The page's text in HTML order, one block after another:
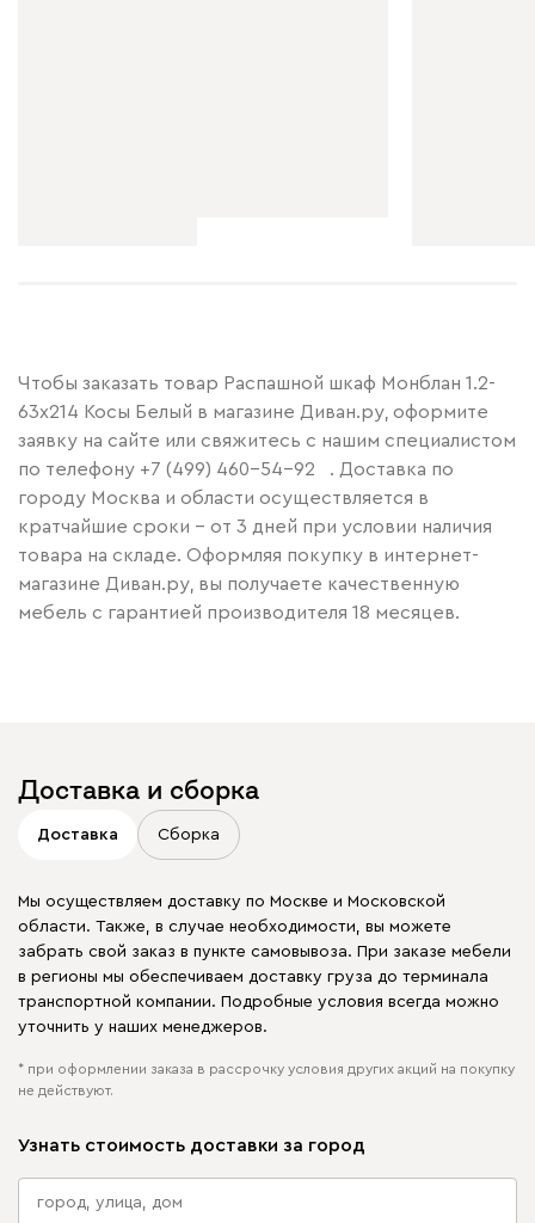
Чтобы заказать товар Распашной шкаф Монблан 1.2-
63x214 Косы Белый в магазине Диван.ру, оформите
заявку на сайте или свяжитесь с нашим специалистом
по телефону +7 (499) 460-54-92
. Доставка по
городу Москва и области осуществляется в
кратчайшие сроки – от 3 дней при условии наличия
товара на складе. Оформляя покупку в интернет-
магазине Диван.ру, вы получаете качественную
мебель с гарантией производителя 18 месяцев.
Доставка и сборка
Доставка Сборка
Мы осуществляем доставку по Москве и Московской
области. Также, в случае необходимости, вы можете
забрать свой заказ в пункте самовывоза. При заказе мебели
в регионы мы обеспечиваем доставку груза до терминала
транспортной компании. Подробные условия всегда можно
уточнить у наших менеджеров.
* при оформлении заказа в рассрочку условия других акций на покупку
не действуют.
Узнать стоимость доставки за город